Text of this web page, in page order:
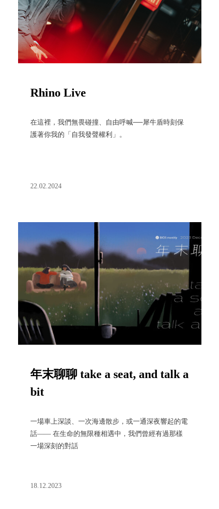
Rhino Live
在這裡，我們無畏碰撞、自由呼喊──犀牛盾時刻保
護著你我的「自我發聲權利」。
22.02.2024
年末聊聊 take a seat, and talk a
bit
一場車上深談、一次海邊散步，或一通深夜響起的電
話—— 在生命的無限種相遇中，我們曾經有過那樣
一場深刻的對話
18.12.2023